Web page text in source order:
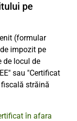
pe
(formular
impozit pe
de locul de
sau "Certificat
străină
în afara